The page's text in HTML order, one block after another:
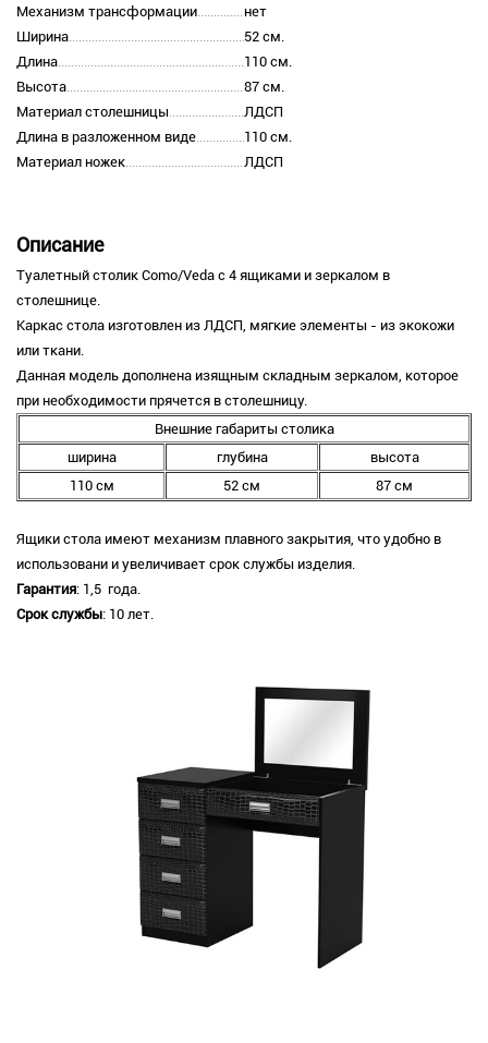
Механизм трансформации
нет
Ширина
52 см.
Длина
110 см.
Высота
87 см.
Материал столешницы
ЛДСП
Длина в разложенном виде
110 см.
Материал ножек
ЛДСП
Описание
Туалетный столик Como/Veda с 4 ящиками и зеркалом в
столешнице.
Каркас стола изготовлен из ЛДСП, мягкие элементы - из экокожи
или ткани.
Данная модель дополнена изящным складным зеркалом, которое
при необходимости прячется в столешницу.
Внешние габариты столика
ширина
глубина
высота
110 см
52 см 87 см
Ящики стола имеют механизм плавного закрытия, что удобно в
использовани и увеличивает срок службы изделия.
Гарантия: 1,5 года.
Срок службы: 10 лет.